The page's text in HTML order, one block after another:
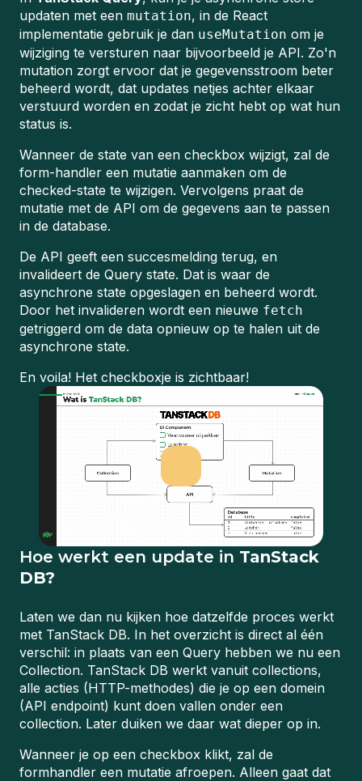
updaten met een mutation, in de React
implementatie gebruik je dan useMutation om je
wijziging te versturen naar bijvoorbeeld je API. Zo'n
mutation zorgt ervoor dat je gegevensstroom beter
beheerd wordt, dat updates netjes achter elkaar
verstuurd worden en zodat je zicht hebt op wat hun
status is.
Wanneer de state van een checkbox wijzigt, zal de
form-handler een mutatie aanmaken om de
checked-state te wijzigen. Vervolgens praat de
mutatie met de API om de gegevens aan te passen
in de database.
De API geeft een succesmelding terug, en
invalideert de Query state. Dat is waar de
asynchrone state opgeslagen en beheerd wordt.
Door het invalideren wordt een nieuwe fetch
getriggerd om de data opnieuw op te halen uit de
asynchrone state.
En voila! Het checkboxje is zichtbaar!
Hoe werkt een update in TanStack
DB?
Laten we dan nu kijken hoe datzelfde proces werkt
met TanStack DB. In het overzicht is direct al één
verschil: in plaats van een Query hebben we nu een
Collection. TanStack DB werkt vanuit collections,
alle acties (HTTP-methodes) die je op een domein
(API endpoint) kunt doen vallen onder een
collection. Later duiken we daar wat dieper op in.
Wanneer je op een checkbox klikt, zal de
formhandler een mutatie afroepen. Alleen gaat dat